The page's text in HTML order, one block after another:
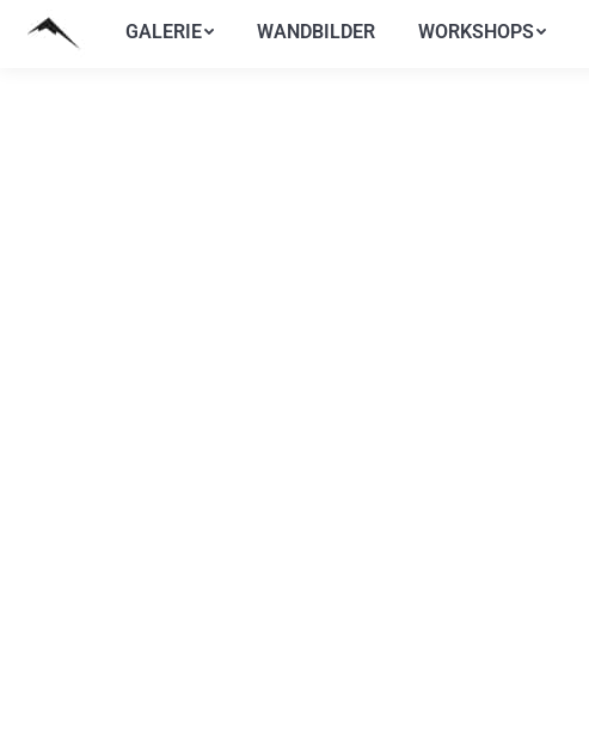
GALERIE WANDBILDER WORKSHOPS
GALERIE WANDBILDER WORKSHOPS